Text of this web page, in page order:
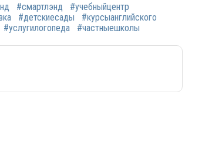
#смартлэнд
#учебныйцентр
#детскиесады
#курсыанглийского
#услугилогопеда #частныешколы